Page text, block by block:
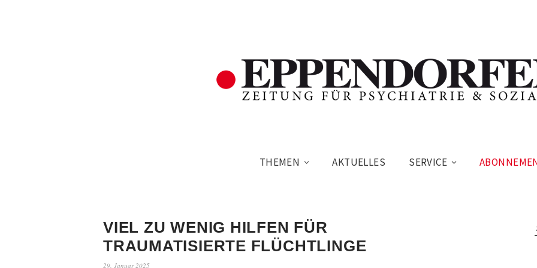
THEMEN AKTUELLES SERVICE
VIEL ZU WENIG HILFEN FÜR
TRAUMATISIERTE FLÜCHTLINGE
29. Januar 2025